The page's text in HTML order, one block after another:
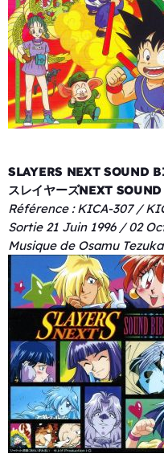
SLAYERS NEXT
スレイヤーズNEXT
Référence : KICA-307 /
Sortie 21 Juin 1996 / 02
Musique de Osamu